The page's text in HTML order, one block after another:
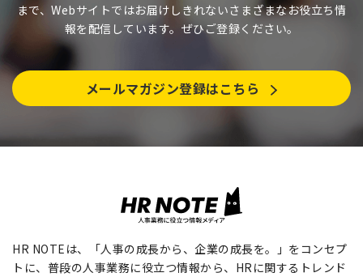
まで、Webサイトではお届けしきれないさまざまなお役立ち情
報を配信しています。ぜひご登録ください。
メールマガジン登録はこちら
HR NOTEは、「人事の成長から、企業の成長を。」をコンセプ
トに、普段の人事業務に役立つ情報から、HRに関するトレンド